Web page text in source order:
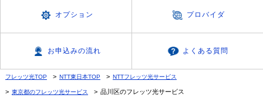
オプション プロバイダ
お申込みの流れ よくある質問
フレッツ光TOP NTT東日本TOP NTTフレッツ光サービス
東京都のフレッツ光サービス 品川区のフレッツ光サービス